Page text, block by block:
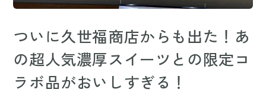
ついに久世福商店からも出た！あ
の超人気濃厚スイーツとの限定コ
ラボ品がおいしすぎる！